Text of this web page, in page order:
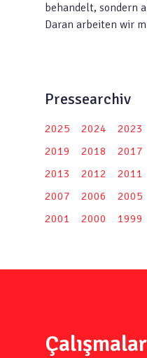
behandelt, sondern
Daran arbeiten wir
Pressearchiv
2025 2024 2023
2019
2018 2017
2013
2012 2011
2007
2006 2005
2001
2000 1999